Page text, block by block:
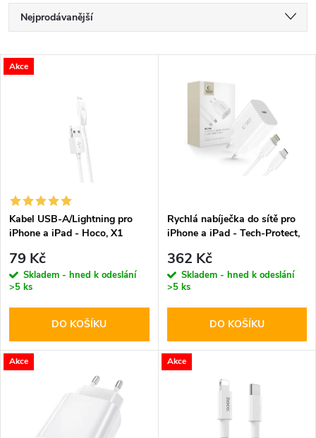
Ř
a
í
p
r
o
d
u
Nejprodávanější
Nejdražší
V
s
p
r
o
d
Akce
Kabel USB-A/Lightning pro
iPhone a iPad - Hoco, X1
79 Kč
Skladem - hned k odeslání
>5 ks
DO KOŠÍKU
Rychlá nabíječka do sítě pro
iPhone a iPad - Tech-Protect,
362 Kč
Skladem - hned k odeslání
>5 ks
DO KOŠÍKU
Akce Akce